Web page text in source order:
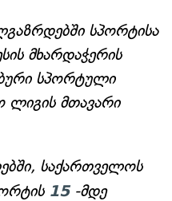
სპორტისა
მხარდაჭერის
სპორტული
ლიგის მთავარი
საქართველოს
15-მდე